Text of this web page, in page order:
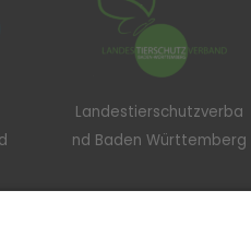
Landestierschutzverba
nd Baden Württemberg